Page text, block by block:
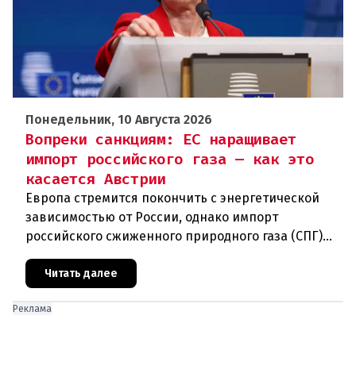
Понедельник, 10 Августа 2026
Вопреки санкциям: ЕС наращивает
импорт российского газа — как это
касается Австрии
Европа стремится покончить с энергетической
зависимостью от России, однако импорт
российского сжиженного природного газа (СПГ)
закупили значительно больше газ
Читать далее
Реклама